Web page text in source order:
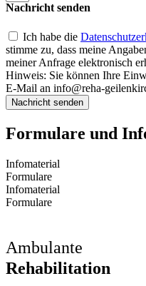
Nachricht senden
Ich habe die
stimme zu, dass meine
meiner Anfrage elektronisch
Hinweis: Sie können Ihre
E-Mail an info@reha-
Nachricht senden
Formulare und
Infomaterial
Formulare
Infomaterial
Formulare
Ambulante
Rehabilitation